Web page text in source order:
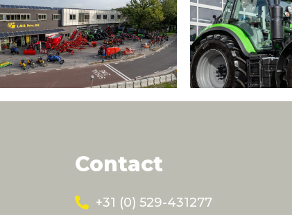
Contact
+31 (0) 529-431277